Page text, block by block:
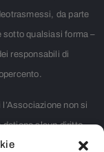
da parte
sotto qualsiasi forma –
responsabili di
non si
detiene alcun diritto
si tratta di materiale